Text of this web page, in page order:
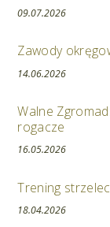
09.07.2026
Zawody
14.06.2026
Walne
rogacze
16.05.2026
Trening
18.04.2026